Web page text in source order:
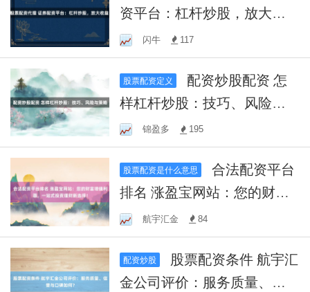
资平台：杠杆炒股，放大收
益！闪牛 117
股票配资定义
样杠杆炒股：技巧、风险与
策略锦盈多 195
股票配资是什么意思
合法配资平台
排名 涨盈宝网站：您的财富
增值利器，一站式投资理财
新选择！
航宇汇金 84
配资炒股
金公司评价：服务质量、信